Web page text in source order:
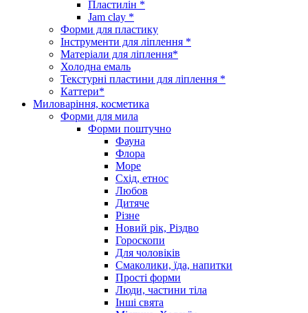
Пластилін *
Jam clay *
Форми для пластику
Інструменти для ліплення *
Матеріали для ліплення*
Холодна емаль
Текстурні пластини для ліплення *
Каттери*
Миловаріння, косметика
Форми для мила
Форми поштучно
Фауна
Флора
Море
Схід, етнос
Любов
Дитяче
Різне
Новий рік, Різдво
Гороскопи
Для чоловіків
Смаколики, їда, напитки
Прості форми
Люди, частини тіла
Інші свята